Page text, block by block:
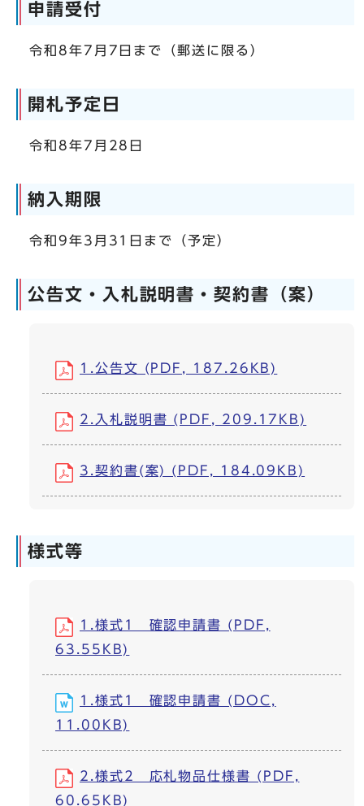
申請受付
令和8年7月7日まで（郵送に限る）
開札予定日
令和8年7月28日
納入期限
令和9年3月31日まで（予定）
公告文・入札説明書・契約書（案）
1.公告文 (PDF, 187.26KB)
2.入札説明書 (PDF, 209.17KB)
3.契約書(案) (PDF, 184.09KB)
様式等
1.様式1 確認申請書 (PDF,
63.55KB)
1.様式1 確認申請書 (DOC,
11.00KB)
2.様式2 応札物品仕様書 (PDF,
60.65KB)